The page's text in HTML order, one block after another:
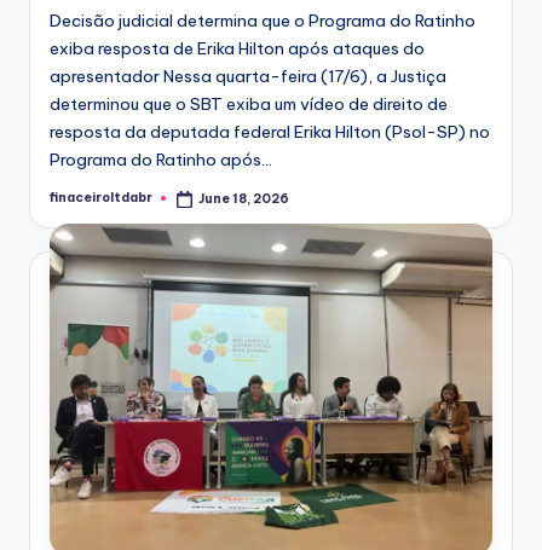
Decisão judicial determina que o Programa do Ratinho
exiba resposta de Erika Hilton após ataques do
apresentador Nessa quarta-feira (17/6), a Justiça
determinou que o SBT exiba um vídeo de direito de
resposta da deputada federal Erika Hilton (Psol-SP) no
Programa do Ratinho após...
Posted
finaceiroltdabr June 18, 2026